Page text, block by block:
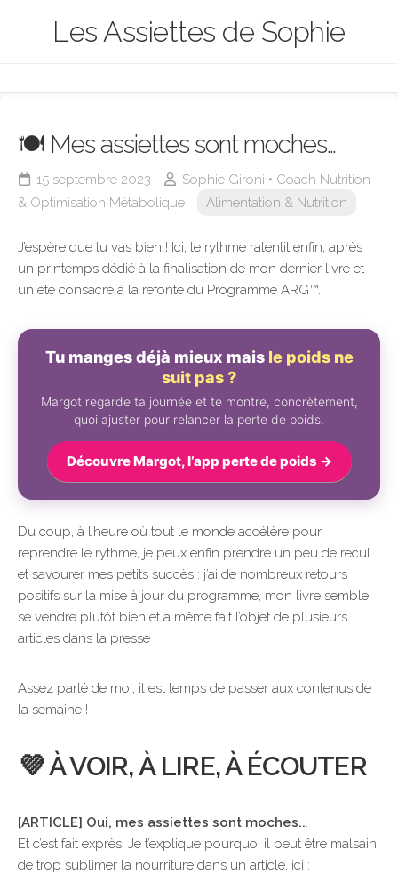
Les Assiettes de Sophie
🍽️ Mes assiettes sont moches…
15 septembre 2023
Sophie Gironi • Coach Nutrition
& Optimisation Métabolique
Alimentation & Nutrition
J’espère que tu vas bien ! Ici, le rythme ralentit enfin, après
un printemps dédié à la finalisation de mon dernier livre et
un été consacré à la refonte du Programme ARG™.
Tu manges déjà mieux mais le poids ne
suit pas ?
Margot regarde ta journée et te montre, concrètement,
quoi ajuster pour relancer la perte de poids.
Découvre Margot, l’app perte de poids →
Du coup, à l’heure où tout le monde accélère pour
reprendre le rythme, je peux enfin prendre un peu de recul
et savourer mes petits succès : j’ai de nombreux retours
positifs sur la mise à jour du programme, mon livre semble
se vendre plutôt bien et a même fait l’objet de plusieurs
articles dans la presse !
Assez parlé de moi, il est temps de passer aux contenus de
la semaine !
💜 À VOIR, À LIRE, À ÉCOUTER
[ARTICLE] Oui, mes assiettes sont moches...
Et c’est fait exprès. Je t’explique pourquoi il peut être malsain
de trop sublimer la nourriture dans un article, ici :